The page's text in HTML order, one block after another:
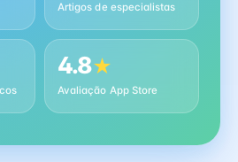
Artigos de especialistas
4.8★
Avaliação App Store